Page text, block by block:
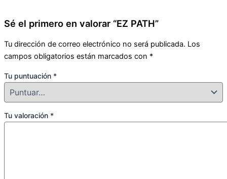
Sé el primero en valorar “EZ PATH”
Tu dirección de correo electrónico no será publicada. Los
campos obligatorios están marcados con *
Tu puntuación *
Tu valoración *